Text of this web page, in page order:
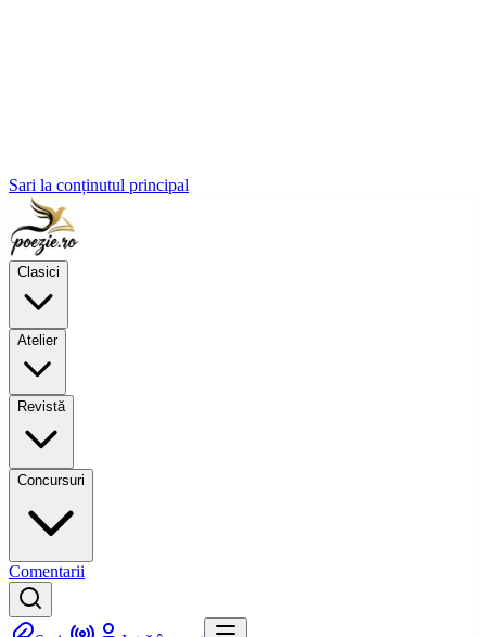
Sari la conținutul principal
Clasici
Atelier
Revistă
Concursuri
Comentarii